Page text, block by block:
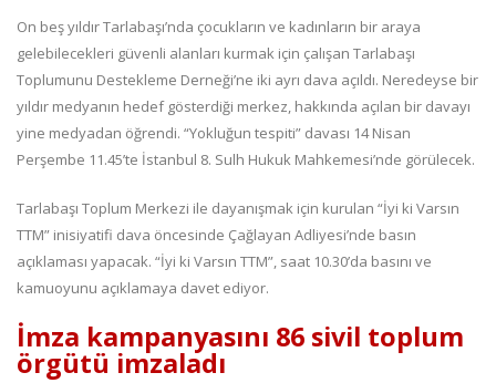
On beş yıldır Tarlabaşı’nda çocukların ve kadınların bir araya
gelebilecekleri güvenli alanları kurmak için çalışan Tarlabaşı
Toplumunu Destekleme Derneği’ne iki ayrı dava açıldı. Neredeyse bir
yıldır medyanın hedef gösterdiği merkez, hakkında açılan bir davayı
yine medyadan öğrendi. “Yokluğun tespiti” davası 14 Nisan
Perşembe 11.45’te İstanbul 8. Sulh Hukuk Mahkemesi’nde görülecek.
Tarlabaşı Toplum Merkezi ile dayanışmak için kurulan “İyi ki Varsın
TTM” inisiyatifi dava öncesinde Çağlayan Adliyesi’nde basın
açıklaması yapacak. “İyi ki Varsın TTM”, saat 10.30’da basını ve
kamuoyunu açıklamaya davet ediyor.
İmza kampanyasını 86 sivil toplum
örgütü imzaladı